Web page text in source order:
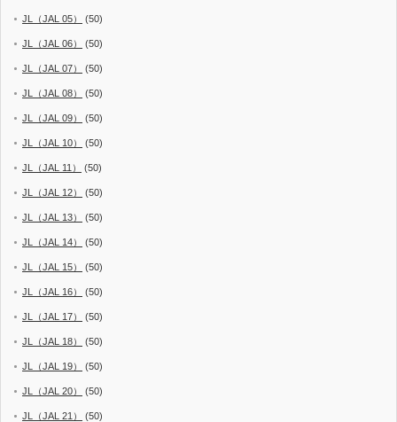
JL（JAL 05） (50)
JL（JAL 06） (50)
JL（JAL 07） (50)
JL（JAL 08） (50)
JL（JAL 09） (50)
JL（JAL 10） (50)
JL（JAL 11） (50)
JL（JAL 12） (50)
JL（JAL 13） (50)
JL（JAL 14） (50)
JL（JAL 15） (50)
JL（JAL 16） (50)
JL（JAL 17） (50)
JL（JAL 18） (50)
JL（JAL 19） (50)
JL（JAL 20） (50)
JL（JAL 21） (50)